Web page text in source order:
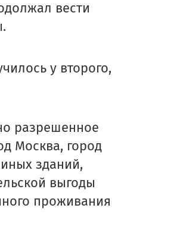
вести
у второго,
разрешенное
Москва, город
зданий,
выгоды
проживания